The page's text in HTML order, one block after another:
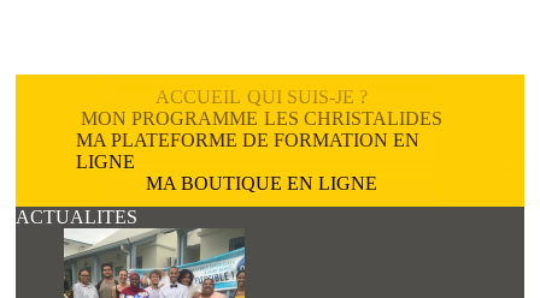
ACCUEIL QUI SUIS-JE ?
MON PROGRAMME LES CHRISTALIDES
MA PLATEFORME DE FORMATION EN
LIGNE
MA BOUTIQUE EN LIGNE
ACTUALITES